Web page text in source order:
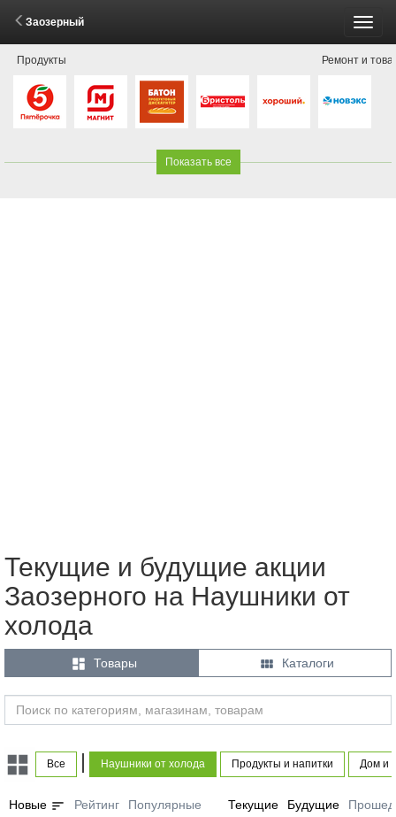
Заозерный
Продукты Ремонт и
Показать все
Текущие и будущие акции
Заозерного на Наушники от
холода
 Товары  Каталоги
Все Наушники от холода Продукты и напитки Дом и
Новые sort Рейтинг Популярные Текущие Будущие